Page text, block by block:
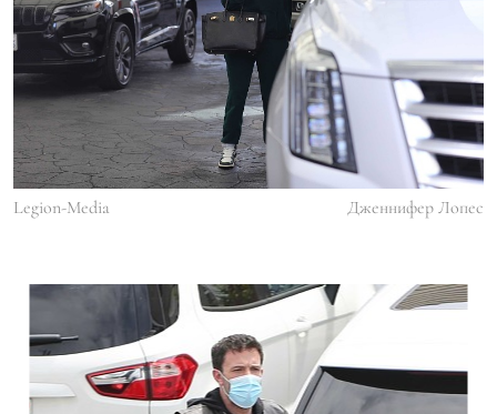
Legion-Media Дженнифер Лопес